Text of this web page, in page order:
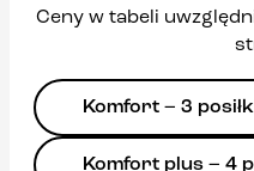
Ceny w tabeli
Komfort – 3
Komfort plus – 4